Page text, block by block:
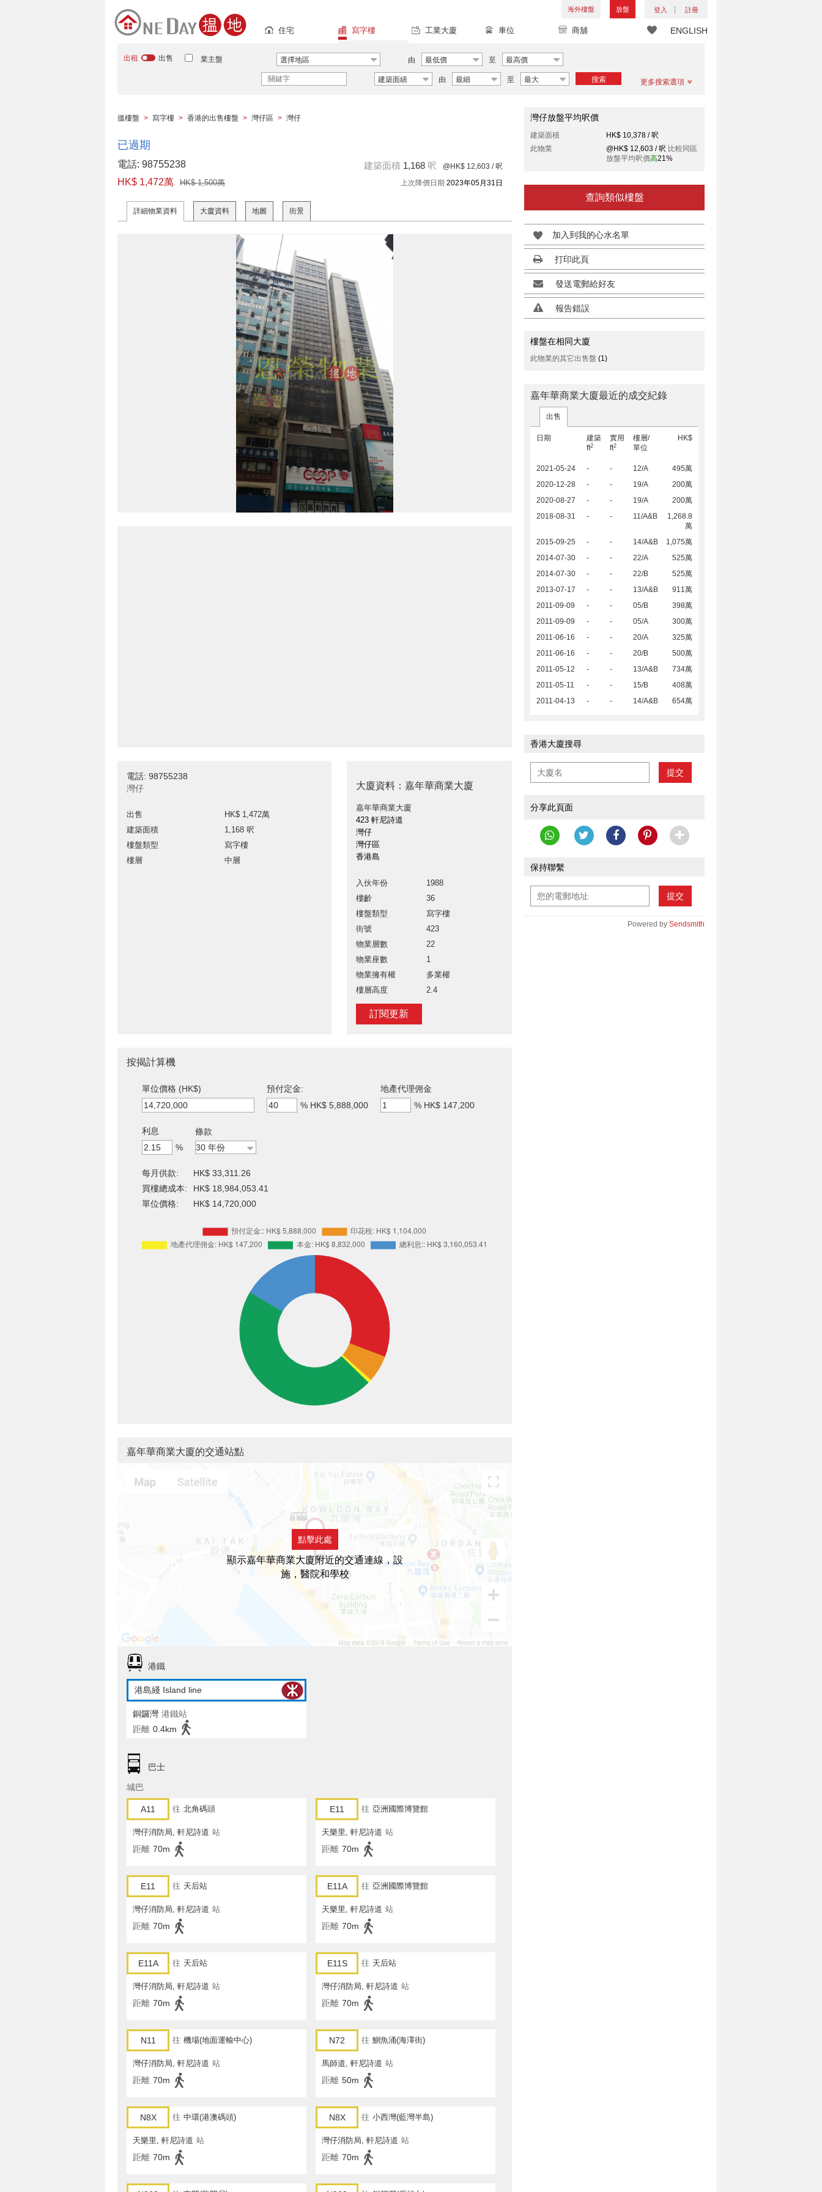
海外樓盤 放盤 登入 註冊
ENGLISH
住宅 寫字樓 工業大廈 車位 商舖
出租 出售 業主盤 選擇地區 由 最低價 至 最高價
建築面績 由 最細 至 最大 搜索 更多搜索選項
搵樓盤 > 寫字樓 > 香港的出售樓盤 > 灣仔區 > 灣仔
已過期
電話: 98755238
HK$ 1,472萬
HK$ 1,500萬
建築面積 1,168 呎 @HK$ 12,603 / 呎
上次降價日期 2023年05月31日
詳細物業資料 大廈資料 地圖 街景
電話: 98755238
灣仔
出售
HK$ 1,472萬
建築面積
1,168 呎
樓盤類型
寫字樓
樓層
中層
大廈資料：嘉年華商業大廈
嘉年華商業大廈
423 軒尼詩道
灣仔
灣仔區
香港島
入伙年份
1988
樓齡
36
樓盤類型
寫字樓
街號
423
物業層數
22
物業座數
1
物業擁有權
多業權
樓層高度
2.4
訂閱更新
灣仔放盤平均呎價
建築面積
HK$ 10,378 / 呎
此物業
@HK$ 12,603 / 呎 比較同區
放盤平均呎價高21%
查詢類似樓盤
加入到我的心水名單
打印此頁
發送電郵給好友
報告錯誤
樓盤在相同大廈
此物業的其它出售盤 (1)
嘉年華商業大廈最近的成交紀錄
出售
日期
建築
ft2
實用
ft2
樓層/
單位
HK$
2021-05-24 - - 12/A
495萬
2020-12-28
- - 19/A
200萬
2020-08-27
- - 19/A
200萬
2018-08-31
- - 11/A&B
1,268.8
萬
2015-09-25
- - 14/A&B
1,075萬
2014-07-30
- - 22/A
525萬
2014-07-30
- - 22/B
525萬
2013-07-17
- - 13/A&B
911萬
2011-09-09
- - 05/B
398萬
2011-09-09
- - 05/A
300萬
2011-06-16
- - 20/A
325萬
2011-06-16
- - 20/B
500萬
2011-05-12
- - 13/A&B
734萬
2011-05-11
- - 15/B
408萬
2011-04-13
- - 14/A&B 654萬
香港大廈搜尋
提交
分享此頁面
保持聯繫
提交
Powered by Sendsmith
按揭計算機
單位價格 (HK$)
預付定金:
% HK$ 5,888,000
地產代理佣金
% HK$ 147,200
利息
%
條款
每月供款:
HK$ 33,311.26
買樓總成本:
HK$ 18,984,053.41
單位價格:
HK$ 14,720,000
嘉年華商業大廈的交通站點
點擊此處
顯示嘉年華商業大廈附近的交通連線，設
施，醫院和學校
港鐵
港島綫 Island line
銅鑼灣 港鐵站
距離 0.4km
巴士
城巴
A11 往 北角碼頭
灣仔消防局, 軒尼詩道 站
距離 70m
E11 往 亞洲國際博覽館
天樂里, 軒尼詩道 站
距離 70m
E11 往 天后站
灣仔消防局, 軒尼詩道 站
距離 70m
E11A 往 亞洲國際博覽館
天樂里, 軒尼詩道 站
距離 70m
E11A 往 天后站
灣仔消防局, 軒尼詩道 站
距離 70m
E11S 往 天后站
灣仔消防局, 軒尼詩道 站
距離 70m
N11 往 機場(地面運輸中心)
灣仔消防局, 軒尼詩道 站
距離 70m
N72 往 鰂魚涌(海澤街)
馬師道, 軒尼詩道 站
距離 50m
N8X 往 中環(港澳碼頭)
天樂里, 軒尼詩道 站
距離 70m
N8X 往 小西灣(藍灣半島)
灣仔消防局, 軒尼詩道 站
距離 70m